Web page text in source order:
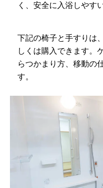
く、安全に入浴しやす
下記の椅子と手すりは
しくは購入できます。
らつかまり方、移動の
す。